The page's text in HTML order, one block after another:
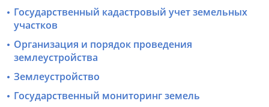
Государственный кадастровый учет земельных
участков
Организация и порядок проведения
землеустройства
Землеустройство
Государственный мониторинг земель